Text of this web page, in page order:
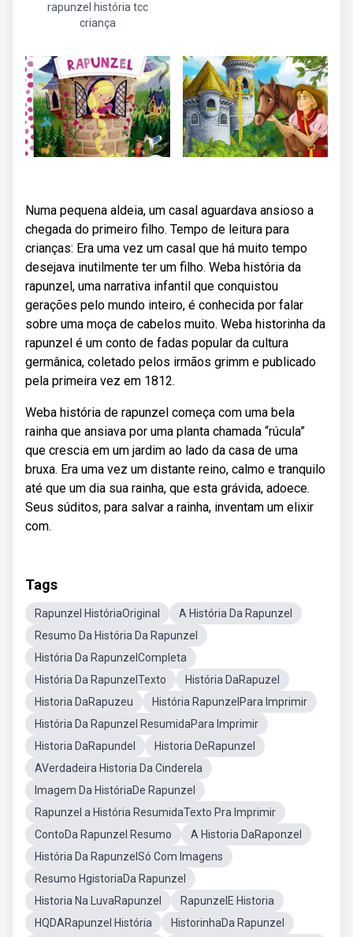
rapunzel história tcc
criança
Numa pequena aldeia, um casal aguardava ansioso a
chegada do primeiro filho. Tempo de leitura para
crianças: Era uma vez um casal que há muito tempo
desejava inutilmente ter um filho. Weba história da
rapunzel, uma narrativa infantil que conquistou
gerações pelo mundo inteiro, é conhecida por falar
sobre uma moça de cabelos muito. Weba historinha da
rapunzel é um conto de fadas popular da cultura
germânica, coletado pelos irmãos grimm e publicado
pela primeira vez em 1812.
Weba história de rapunzel começa com uma bela
rainha que ansiava por uma planta chamada “rúcula”
que crescia em um jardim ao lado da casa de uma
bruxa. Era uma vez um distante reino, calmo e tranquilo
até que um dia sua rainha, que esta grávida, adoece.
Seus súditos, para salvar a rainha, inventam um elixir
com.
Tags
Rapunzel HistóriaOriginal
A História Da Rapunzel
Resumo Da História Da Rapunzel
História Da RapunzelCompleta
História Da RapunzelTexto
História DaRapuzel
Historia DaRapuzeu
História RapunzelPara Imprimir
História Da Rapunzel ResumidaPara Imprimir
Historia DaRapundel
Historia DeRapunzel
AVerdadeira Historia Da Cinderela
Imagem Da HistóriaDe Rapunzel
Rapunzel a História ResumidaTexto Pra Imprimir
ContoDa Rapunzel Resumo
A Historia DaRaponzel
História Da RapunzelSó Com Imagens
Resumo HgistoriaDa Rapunzel
Historia Na LuvaRapunzel
RapunzelE Historia
HQDARapunzel História
HistorinhaDa Rapunzel